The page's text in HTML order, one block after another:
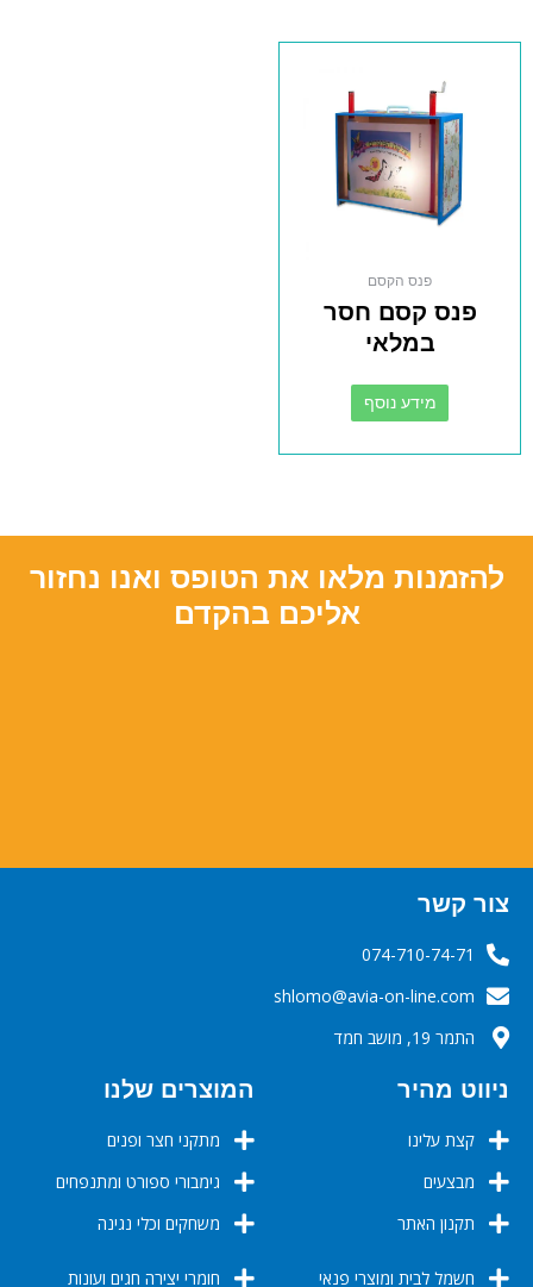
פנס הקסם
פנס קסם חסר
במלאי
מידע נוסף
להזמנות מלאו את הטופס ואנו נחזור
אליכם בהקדם
צור קשר
074-710-74-71
‬‬‬shlomo@avia-on-line.com‬
התמר 19, מושב חמד
ניווט מהיר
קצת עלינו
מבצעים
תקנון האתר
המוצרים שלנו
מתקני חצר ופנים
גימבורי ספורט ומתנפחים
משחקים וכלי נגינה
חשמל לבית ומוצרי פנאי חומרי יצירה חגים ועונות